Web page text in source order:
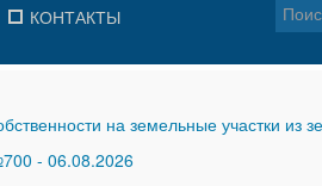
КОНТАКТЫ
на земельные участки из
- 06.08.2026